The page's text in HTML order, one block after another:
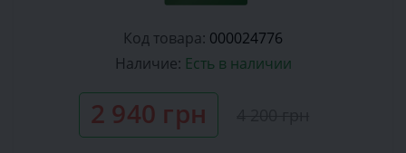
Код товара: 000024776
Наличие: Есть в наличии
2 940 грн